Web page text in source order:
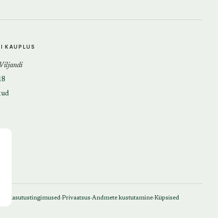
KAUPLUS
Kasutustingimused·Privaatsus·Andmete kustutamine·Küpsised